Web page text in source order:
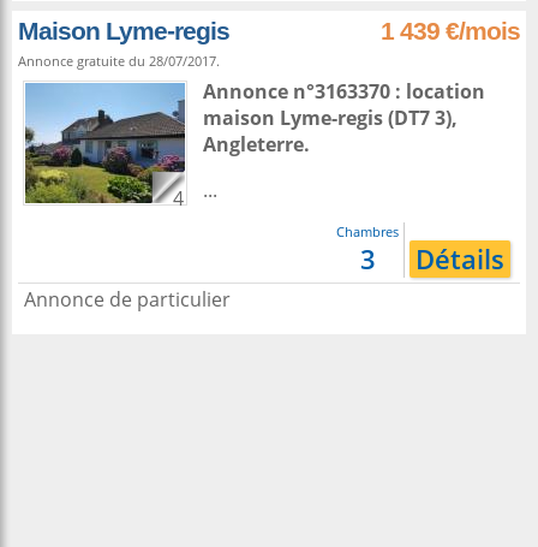
Maison Lyme-regis 1 439 €/mois
Annonce gratuite du 28/07/2017.
4
Annonce n°3163370 : location
maison Lyme-regis(DT7 3),
Angleterre.
...
Chambres
3 Détails
Annonce de particulier